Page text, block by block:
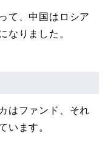
て、中国はロシア
なりました。
はファンド、それ
います。